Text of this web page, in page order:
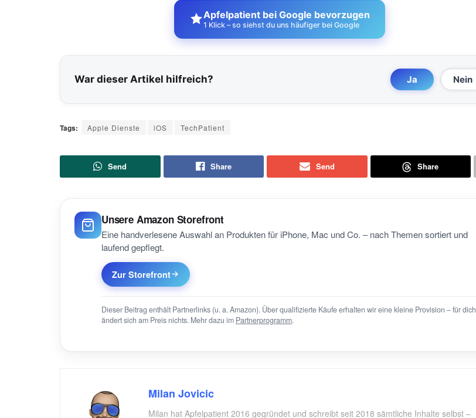
Apfelpatient bei Google bevorzugen
1 Klick – so siehst du uns häufiger bei Google
War dieser Artikel hilfreich? Ja Nein
Tags: Apple Dienste iOS TechPatient
Send Share Send Share
Unsere Amazon Storefront
Eine handverlesene Auswahl an Produkten für iPhone, Mac und Co. – nach Themen sortiert und
laufend gepflegt.
Zur Storefront
Dieser Beitrag enthält Partnerlinks (u. a. Amazon). Über qualifizierte Käufe erhalten wir eine kleine Provision – für dich
ändert sich am Preis nichts. Mehr dazu im Partnerprogramm.
Milan Jovicic
Milan hat Apfelpatient 2016 gegründet und schreibt seit 2018 sämtliche Inhalte selbst –